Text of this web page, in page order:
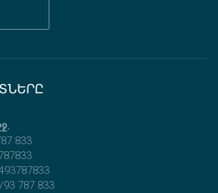
833
787 833